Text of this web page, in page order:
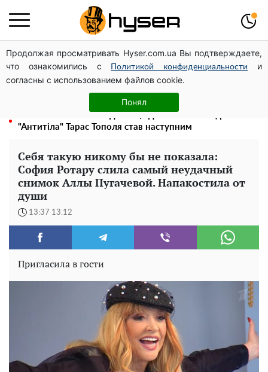
Продолжая просматривать Hyser.com.ua Вы подтверждаете,
что ознакомились с
Политикой конфиденциальности
и
согласны с использованием файлов cookie.
Понял
Посол ОБСЄ вдруге відвідав місце російського удару
по житловому будинку на Подолі
Гола Олена Тополя у цікавих позах змусила відвисати
щелепи: злив відео – було лише початком
"Антитіла" Тарас Тополя став наступним
Себя такую никому бы не показала:
София Ротару слила самый неудачный
снимок Аллы Пугачевой. Напакостила от
души
13:37 13.12
Пригласила в гости